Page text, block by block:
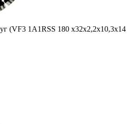
(VF3 1A1RSS 180 x32x2,2x10,3x14